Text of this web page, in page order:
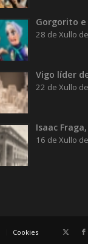
Gorgorito e
28 de Xullo
Vigo líder
22 de Xullo
Isaac
16 de Xullo
Cookies